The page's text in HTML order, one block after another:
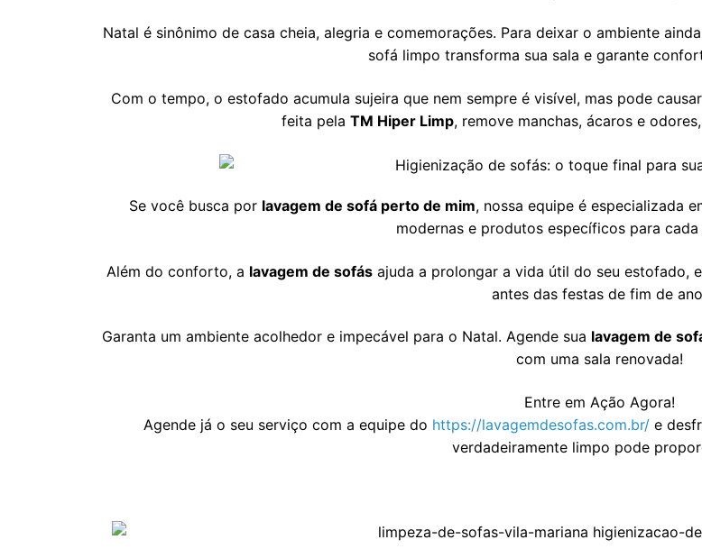
Natal é sinônimo de casa cheia, alegria e comemorações. Para deixar o ambiente
sofá limpo transforma sua sala e garante
Com o tempo, o estofado acumula sujeira que nem sempre é visível, mas pode
feita pela TM Hiper Limp, remove manchas, ácaros e
Se você busca por lavagem de sofá perto de mim, nossa equipe é especializada
modernas e produtos específicos para
Além do conforto, a lavagem de sofás ajuda a prolongar a vida útil do seu estofado,
antes das festas de fim de
Garanta um ambiente acolhedor e impecável para o Natal. Agende sua lavagem de
com uma sala renovada!
Entre em Ação Agora!
Agende já o seu serviço com a equipe do https://lavagemdesofas.com.br/ e
verdadeiramente limpo pode